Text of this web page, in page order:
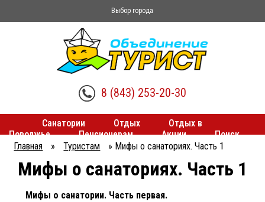
Выбор города
8 (843) 253-20-30
Санатории Отдых
Отдых в
Поволжье
Пенсионерам Акции
Поиск
туров
Трансферы
Вы
здесь
Главная » Туристам » Мифы о санаториях. Часть 1
Мифы о санаториях. Часть 1
Мифы о санатории. Часть первая.